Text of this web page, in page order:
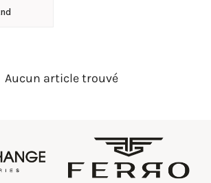
Aucun article trouvé